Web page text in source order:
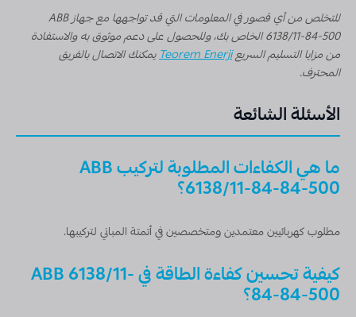
للتخلص من أي قصور في المعلومات التي قد تواجهها مع جهاز ABB
6138/11-84-500 الخاص بك، وللحصول على دعم موثوق به والاستفادة
من مزايا التسليم السريعTeorem Enerjiيمكنك الاتصال بالفريق
المحترف.
الأسئلة الشائعة
ما هي الكفاءات المطلوبة لتركيب ABB
6138/11-84-84-500؟
مطلوب كهربائيين معتمدين ومتخصصين في أتمتة المباني لتركيبها.
كيفية تحسين كفاءة الطاقة في ABB 6138/11-
84-84-500؟